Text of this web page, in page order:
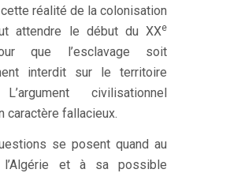
réalité de la colonisation
attendre le début du XXe
que l’esclavage soit
interdit sur le territoire
civilisationnel
caractère fallacieux.
se posent quand au
et à sa possible